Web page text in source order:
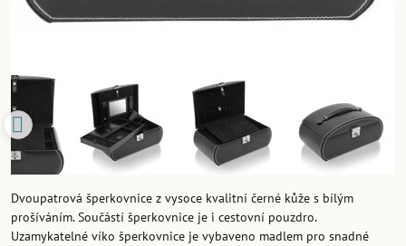
Dvoupatrová šperkovnice z vysoce kvalitní černé kůže s bílým
prošíváním. Součástí šperkovnice je i cestovní pouzdro.
Uzamykatelné víko šperkovnice je vybaveno madlem pro snadné